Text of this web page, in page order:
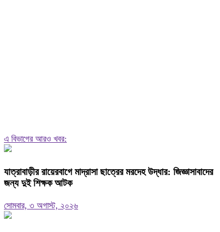
এ বিভাগের আরও খবর:
যাত্রাবাড়ীর রায়েরবাগে মাদ্রাসা ছাত্রের মরদেহ উদ্ধার: জিজ্ঞাসাবাদের
জন্য দুই শিক্ষক আটক
সোমবার, ৩ অগাস্ট, ২০২৬